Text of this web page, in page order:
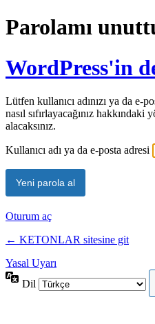
Parolamı
WordPress'in
Lütfen kullanıcı adınızı ya da e-
nasıl sıfırlayacağınız
alacaksınız.
Kullanıcı adı ya da e-posta adresi
Oturum aç
← KETONLAR sitesine git
Yasal Uyarı
Dil